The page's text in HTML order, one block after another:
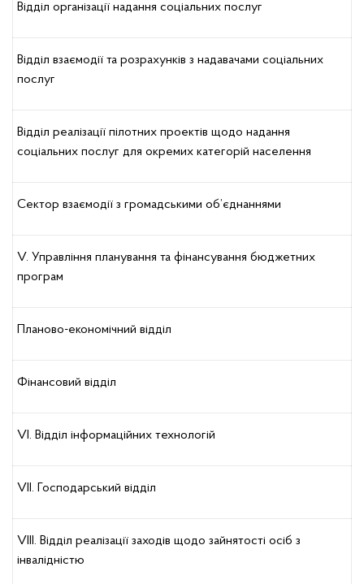
Відділ організації надання соціальних послуг
Відділ взаємодії та розрахунків з надавачами соціальних
послуг
Відділ реалізації пілотних проектів щодо надання
соціальних послуг для окремих категорій населення
Сектор взаємодії з громадськими об’єднаннями
V. Управління планування та фінансування бюджетних
програм
Планово-економічний відділ
Фінансовий відділ
VІ. Відділ інформаційних технологій
VІІ. Господарський відділ
VІІІ. Відділ реалізації заходів щодо зайнятості осіб з
інвалідністю